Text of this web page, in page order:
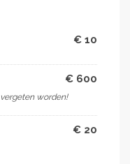
€ 10
€ 600
worden!
€ 20